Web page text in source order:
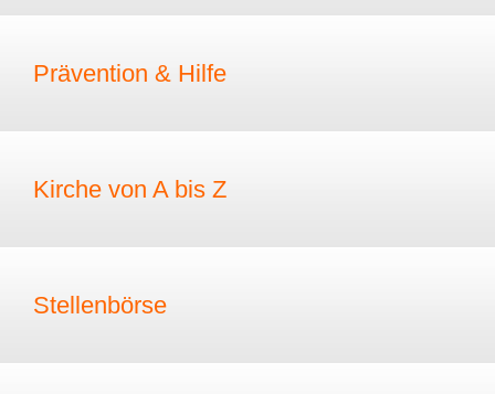
Prävention & Hilfe
Kirche von A bis Z
Stellenbörse